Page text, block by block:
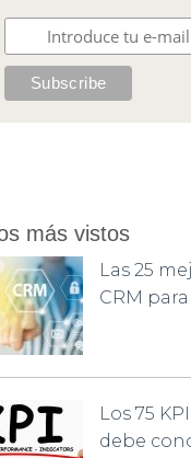
más vistos
Las 25
CRM
Los 75
debe